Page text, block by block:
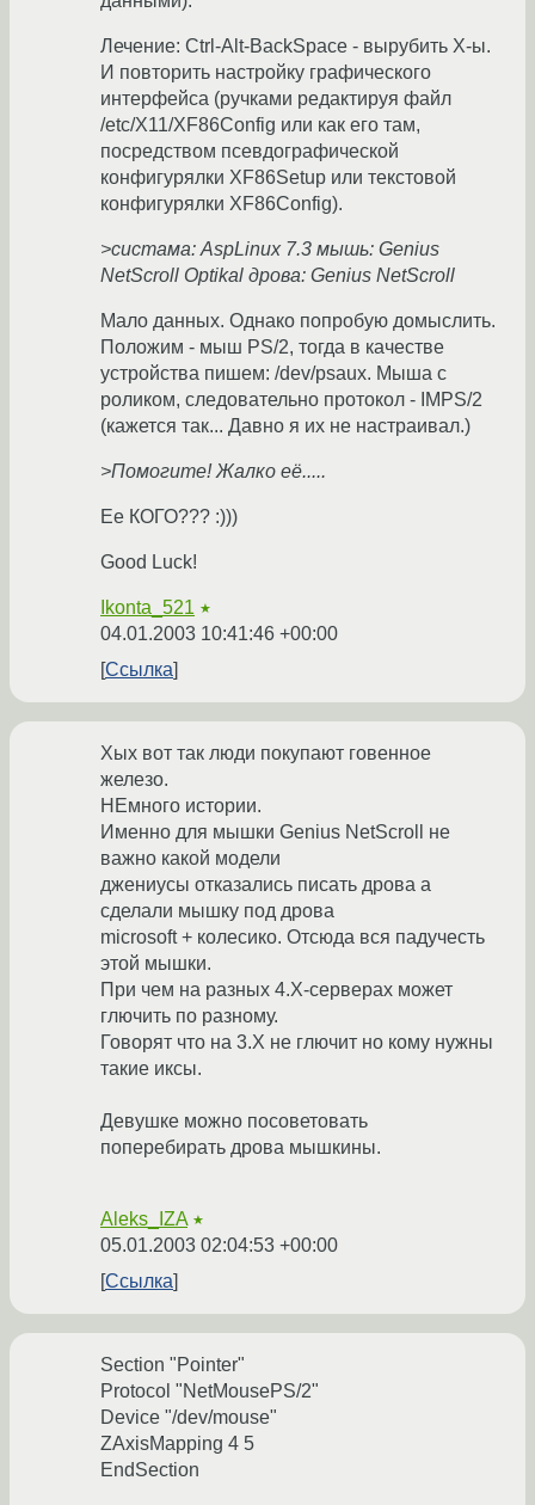
Лечение: Ctrl-Alt-BackSpace - вырубить Х-ы.
И повторить настройку графического
интерфейса (ручками редактируя файл
/etc/X11/XF86Config или как его там,
посредством псевдографической
конфигурялки XF86Setup или текстовой
конфигурялки XF86Config).
>систама: AspLinux 7.3 мышь: Genius
NetScroll Optikal дрова: Genius NetScroll
Мало данных. Однако попробую домыслить.
Положим - мыш PS/2, тогда в качестве
устройства пишем: /dev/psaux. Мыша с
роликом, следовательно протокол - IMPS/2
(кажется так... Давно я их не настраивал.)
>Помогите! Жалко её.....
Ее КОГО??? :)))
Good Luck!
Ikonta_521 ★
04.01.2003 10:41:46 +00:00
Ссылка
Хых вот так люди покупают говенное
железо.
НЕмного истории.
Именно для мышки Genius NetScroll не
важно какой модели
джениусы отказались писать дрова а
сделали мышку под дрова
microsoft + колесико. Отсюда вся падучесть
этой мышки.
При чем на разных 4.X-серверах может
глючить по разному.
Говорят что на 3.X не глючит но кому нужны
такие иксы.
Девушке можно посоветовать
поперебирать дрова мышкины.
Aleks_IZA ★
05.01.2003 02:04:53 +00:00
Ссылка
Section "Pointer"
Protocol "NetMousePS/2"
Device "/dev/mouse"
ZAxisMapping 4 5
EndSection